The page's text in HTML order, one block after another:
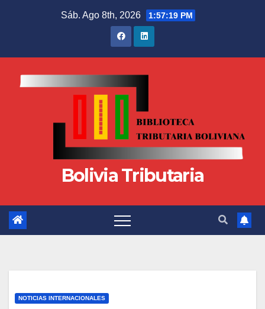
Sáb. Ago 8th, 2026 1:57:20 PM
Bolivia Tributaria
NOTICIAS INTERNACIONALES